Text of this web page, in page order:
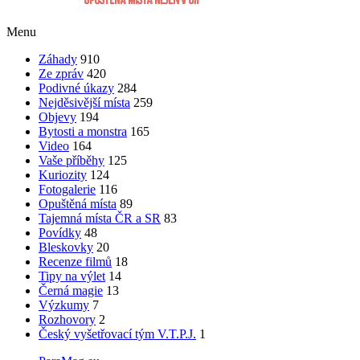
Menu
Záhady 910
Ze zpráv 420
Podivné úkazy 284
Nejděsivější místa 259
Objevy 194
Bytosti a monstra 165
Video 164
Vaše příběhy 125
Kuriozity 124
Fotogalerie 116
Opuštěná místa 89
Tajemná místa ČR a SR 83
Povídky 48
Bleskovky 20
Recenze filmů 18
Tipy na výlet 14
Černá magie 13
Výzkumy 7
Rozhovory 2
Český vyšetřovací tým V.T.P.J. 1